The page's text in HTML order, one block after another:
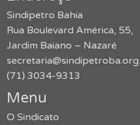
Sindipetro Bahia
Rua Boulevard América, 55,
Jardim Baiano – Nazaré
(71) 3034-9313
Menu
O Sindicato